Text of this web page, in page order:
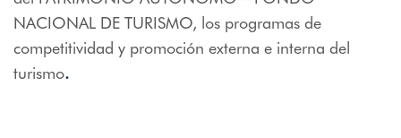
NACIONAL DE TURISMO, los programas de
competitividad y promoción externa e interna del
turismo.